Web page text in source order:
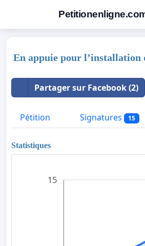
En appuie pour l’installation
Partager sur Facebook (2)
Pétition Signatures 15
Statistiques
15